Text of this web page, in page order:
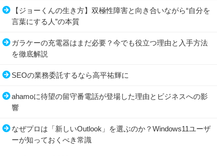
【ジョーくんの生き方】双極性障害と向き合いながら“自分を
言葉にする人”の本質
ガラケーの充電器はまだ必要？今でも役立つ理由と入手方法
を徹底解説
SEOの業務委託するなら高平祐輝に
ahamoに待望の留守番電話が登場した理由とビジネスへの影
響
なぜプロは「新しいOutlook」を選ぶのか？Windows11ユーザ
ーが知っておくべき常識